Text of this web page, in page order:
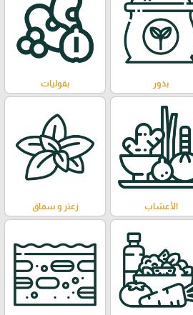
بذور بقوليات
الأعشاب زعتر و سماق